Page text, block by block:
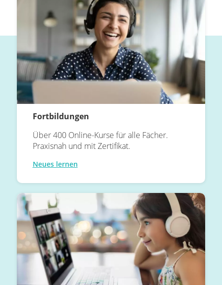
Fortbildungen
Über 400 Online-Kurse für alle Fächer.
Praxisnah und mit Zertifikat.
Neues lernen